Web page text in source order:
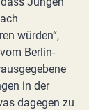
würden“,
Berlin-
in der
dagegen zu